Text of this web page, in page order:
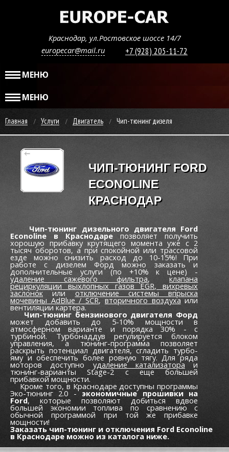
Краснодар, ул.Ростовское шоссе 14/7
europecar@mail.ru
+7 (928) 205-11-72
МЕНЮ
МЕНЮ
Главная Услуги Двигатель Чип-тюнинг дизеля
ЧИП-ТЮНИНГ FORD
ECONOLINE
КРАСНОДАР
Чип-тюнинг дизельного двигателя Ford
Econoline в Краснодаре позволяет получить
хорошую прибавку крутящего момента уже c 2
тысяч оборотов, а при спокойной или трассовой
езде можно снизить расход до 10-15%! При
работе с дизелем Форд можно заказать и
дополнительные услуги (по +10% к цене) -
удаление сажевого фильтра,клапана
рециркуляции выхлопных газов EGR,вихревых
заслонокилиотключение системы впрыска
мочевины AdBlue / SCR,вторичного воздухаили
вентиляции картера.
Чип-тюнинг бензинового двигателя Форд
может добавить до 5-10% мощности в
атмосферном варианте и порядка 30% - с
турбиной. Турбонаддув регулируется блоком
управления, а тюнинг-программа позволяет
раскрыть потенциал двигателя, сгладить турбо-
яму и обеспечить более ровную тягу. Для ряда
моторов доступно удаление катализатора и
тюнинг-варианты Stage-2 с еще большей
прибавкой мощности.
Кроме того, в Краснодаре доступны программы
Эко-тюнинг 2.0 - экономичные прошивки на
Ford, которые позволяют добиться вдвое
большей экономии топлива по сравнению с
обычной программой при той же прибавке
мощности!
Заказать чип-тюнинг и отключения Ford Econoline
в Краснодаре можно из каталога ниже.